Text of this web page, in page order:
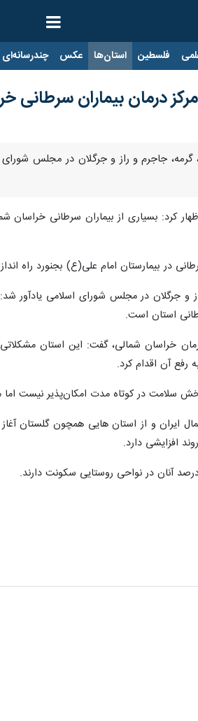
فلسطین استان‌ها عکس چندرسانه‌ای
کرد: بسیاری از بیماران سرطانی خراسان
در بیمارستان امام علی(ع) بجنورد راه
استان است.
خراسان شمالی، گفت: این استان
آن اقدام کرد.
در کوتاه مدت امکان‌پذیر نیست اما
ایران و از استان هایی همچون گلستان
افزایشی دارد.